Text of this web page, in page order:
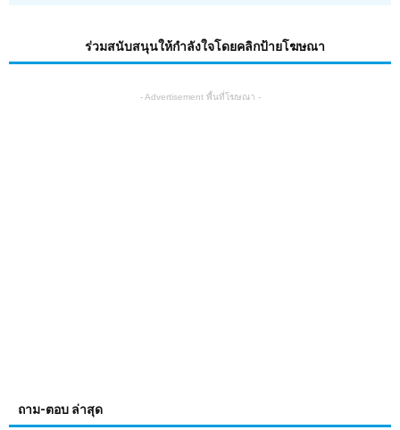
ร่วมสนับสนุนให้กำลังใจโดยคลิกป้ายโฆษณา
- Advertisement พื้นที่โฆษณา -
ถาม-ตอบ ล่าสุด